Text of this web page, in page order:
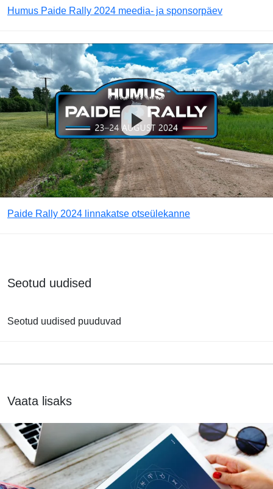
Humus Paide Rally 2024 meedia- ja sponsorpäev
Paide Rally 2024 linnakatse otseülekanne
Seotud uudised
Seotud uudised puuduvad
Vaata lisaks